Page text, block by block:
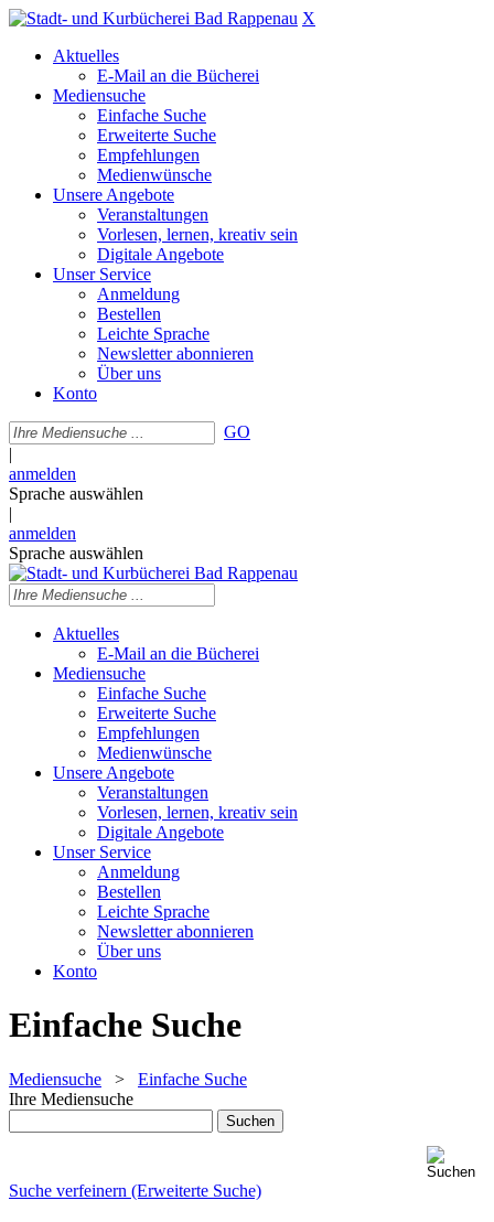
X
Aktuelles
E-Mail an die Bücherei
Mediensuche
Einfache Suche
Erweiterte Suche
Empfehlungen
Medienwünsche
Unsere Angebote
Veranstaltungen
Vorlesen, lernen, kreativ sein
Digitale Angebote
Unser Service
Anmeldung
Bestellen
Leichte Sprache
Newsletter abonnieren
Über uns
Konto
GO
|
anmelden
Sprache auswählen
|
anmelden
Sprache auswählen
Aktuelles
E-Mail an die Bücherei
Mediensuche
Einfache Suche
Erweiterte Suche
Empfehlungen
Medienwünsche
Unsere Angebote
Veranstaltungen
Vorlesen, lernen, kreativ sein
Digitale Angebote
Unser Service
Anmeldung
Bestellen
Leichte Sprache
Newsletter abonnieren
Über uns
Konto
Einfache Suche
Mediensuche > Einfache Suche
Ihre Mediensuche
Suche verfeinern (Erweiterte Suche)